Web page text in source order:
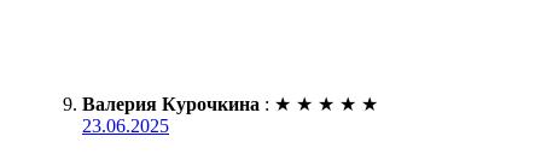
Валерия Курочкина : ★ ★ ★ ★ ★
23.06.2025